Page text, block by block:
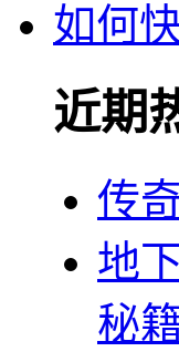
如何
近期
传
地
秘